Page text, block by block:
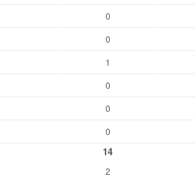
0
0
1
0
0
0
14
2